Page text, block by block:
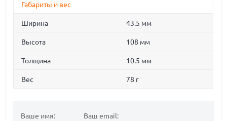
Габариты и вес
Ширина 43.5 мм
Высота 108 мм
Толщина 10.5 мм
Вес 78 г
Ваше имя: Ваш email: